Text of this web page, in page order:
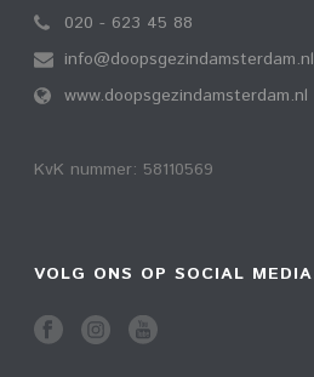
020 - 623 45 88
info@doopsgezindamsterdam.nl
www.doopsgezindamsterdam.nl
KvK nummer: 58110569
VOLG ONS OP SOCIAL MEDIA